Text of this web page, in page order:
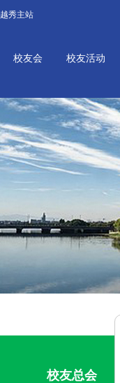
越秀主站
校友会 校友活动
校友总会